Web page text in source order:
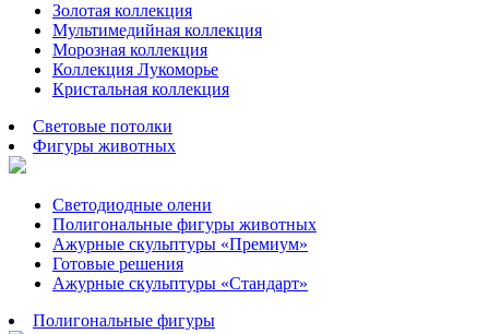
Золотая коллекция
Мультимедийная коллекция
Морозная коллекция
Коллекция Лукоморье
Кристальная коллекция
Световые потолки
Фигуры животных
Светодиодные олени
Полигональные фигуры животных
Ажурные скульптуры «Премиум»
Готовые решения
Ажурные скульптуры «Стандарт»
Полигональные фигуры